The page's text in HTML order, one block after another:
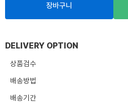
장바구니
DELIVERY OPTION
상품검수
배송방법
배송기간